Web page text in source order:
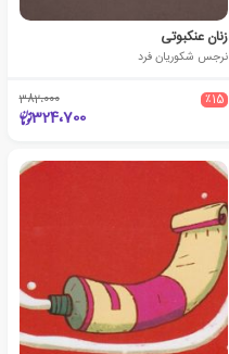
زنان عنکبوتی
نرجس شکوریان فرد
٪15 382،000
324،700